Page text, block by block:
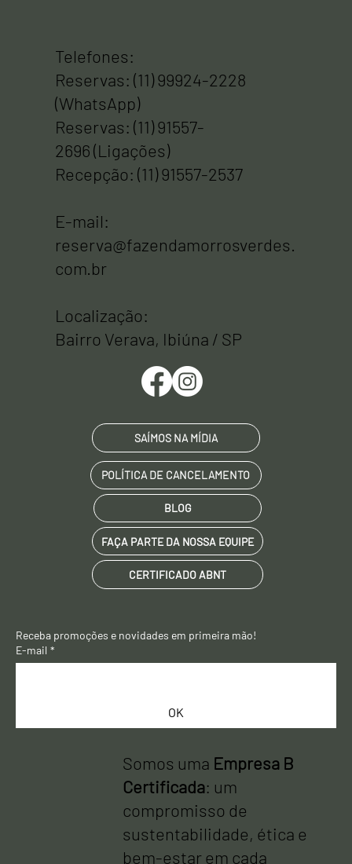
Telefones:
Reservas: (11) 99924-2228
(WhatsApp)
Reservas: (11) 91557-
2696 (Ligações)
Recepção: (11) 91557-2537
E-mail:
reserva@fazendamorrosverdes.
com.br
Localização:
Bairro Verava, Ibiúna / SP
SAÍMOS NA MÍDIA
POLÍTICA DE CANCELAMENTO
BLOG
FAÇA PARTE DA NOSSA EQUIPE
CERTIFICADO ABNT
E-mail *
OK
Somos uma Empresa B
Certificada: um
compromisso de
sustentabilidade, ética e
bem-estar em cada